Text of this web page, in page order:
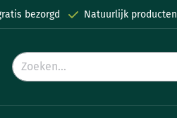
bezorgd Natuurlijk producten
Zoeken